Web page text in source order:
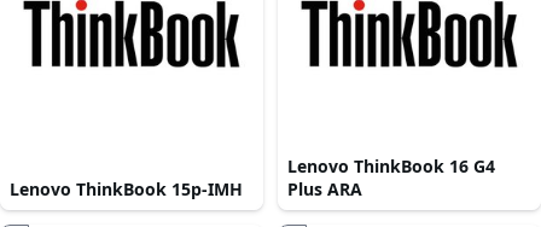
Lenovo ThinkBook 15p-IMH
Lenovo ThinkBook 16 G4
Plus ARA